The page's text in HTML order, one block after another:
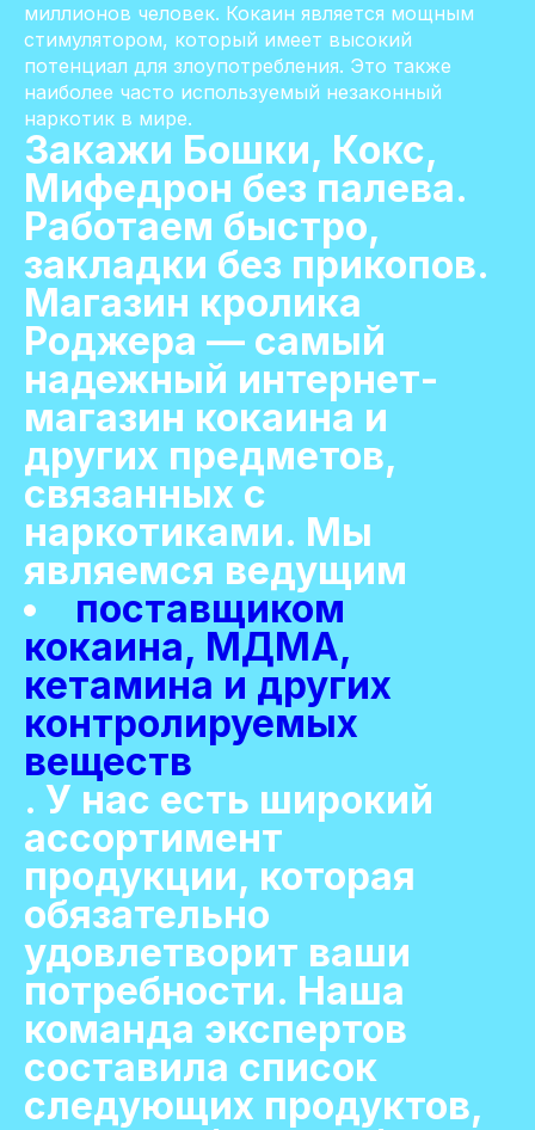
миллионов человек. Кокаин является мощным
стимулятором, который имеет высокий
потенциал для злоупотребления. Это также
наиболее часто используемый незаконный
наркотик в мире.
Закажи Бошки, Кокс,
Мифедрон без палева.
Работаем быстро,
закладки без прикопов.
Магазин кролика
Роджера — самый
надежный интернет-
магазин кокаина и
других предметов,
связанных с
наркотиками. Мы
являемся ведущим
поставщиком
кокаина, МДМА,
кетамина и других
контролируемых
веществ
. У нас есть широкий
ассортимент
продукции, которая
обязательно
удовлетворит ваши
потребности. Наша
команда экспертов
составила список
следующих продуктов,